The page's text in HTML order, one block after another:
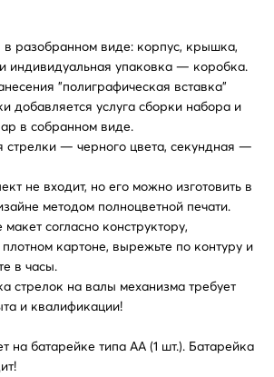
в разобранном виде: корпус, крышка,
индивидуальная упаковка — коробка.
"полиграфическая вставка"
добавляется услуга сборки набора и
в собранном виде.
стрелки — черного цвета, секундная —
не входит, но его можно изготовить в
методом полноцветной печати.
макет согласно конструктору,
плотном картоне, вырежьте по контуру и
в часы.
стрелок на валы механизма требует
и квалификации!
на батарейке типа АА (1 шт.). Батарейка